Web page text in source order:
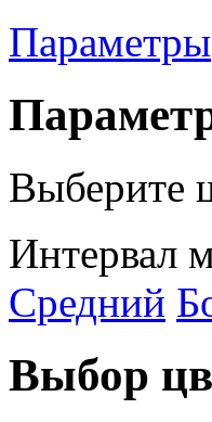
Параметры
Выберите
Интервал
Средний
Выбор